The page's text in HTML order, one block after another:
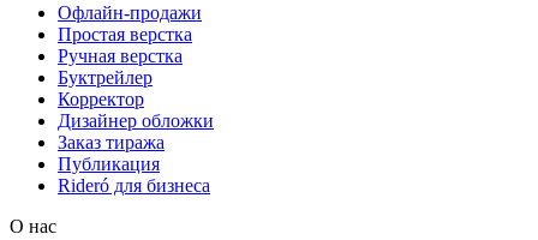
Офлайн-продажи
Простая верстка
Ручная верстка
Буктрейлер
Корректор
Дизайнер обложки
Заказ тиража
Публикация
Rideró для бизнеса
О нас